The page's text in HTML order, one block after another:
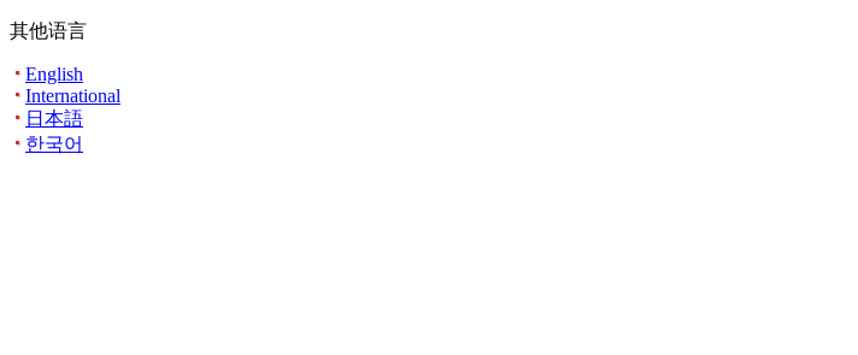
其他语言
English
International
日本語
한국어